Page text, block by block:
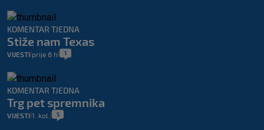
KOMENTAR TJEDNA
Stiže nam Texas
VIJESTI prije 8 h 1
KOMENTAR TJEDNA
Trg pet spremnika
VIJESTI 1. kol. 5